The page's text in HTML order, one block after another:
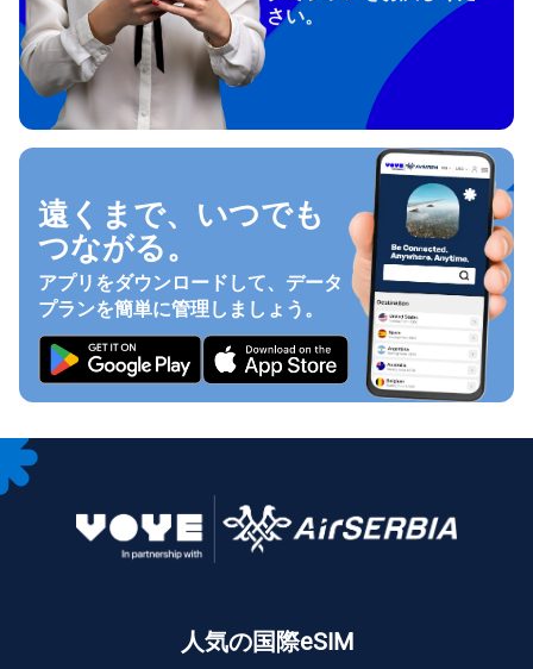
さい。
遠くまで、いつでも
つながる。
アプリをダウンロードして、データ
プランを簡単に管理しましょう。
人気の国際eSIM